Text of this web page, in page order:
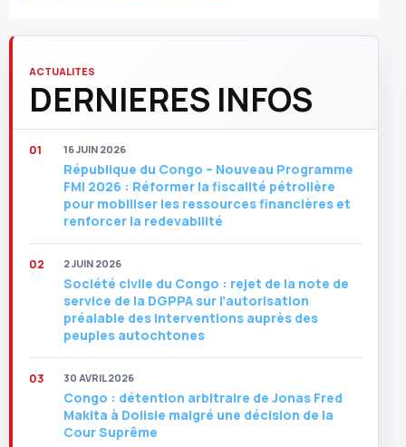
ACTUALITES
DERNIERES INFOS
16 JUIN 2026
République du Congo – Nouveau Programme
FMI 2026 : Réformer la fiscalité pétrolière
pour mobiliser les ressources financières et
renforcer la redevabilité
2 JUIN 2026
Société civile du Congo : rejet de la note de
service de la DGPPA sur l’autorisation
préalable des interventions auprès des
peuples autochtones
30 AVRIL 2026
Congo : détention arbitraire de Jonas Fred
Makita à Dolisie malgré une décision de la
Cour Suprême